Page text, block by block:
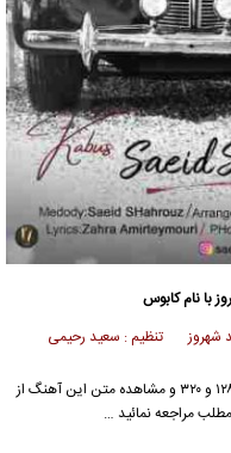
با نام کابوس
شهروز تنظیم : سعید رحیمی
جهت دانلود آهنگ کابوس از سعید شهروز با کیفیت ۱۲۸ و ۳۲۰ و مشاهده متن این آهنگ از
مراجعه نمائید …